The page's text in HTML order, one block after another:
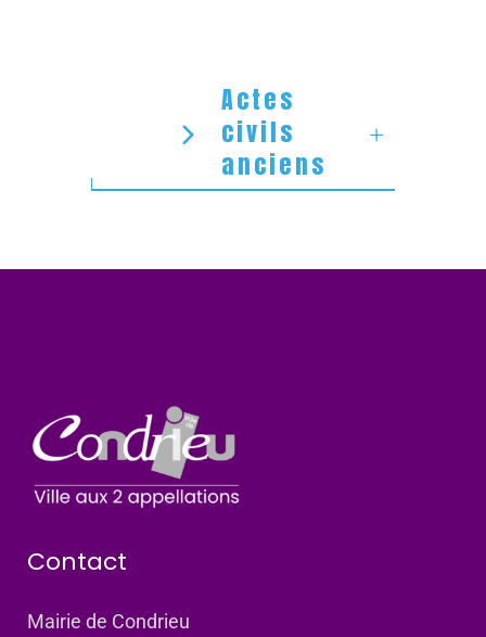
Actes
civils
anciens
Contact
Mairie de Condrieu